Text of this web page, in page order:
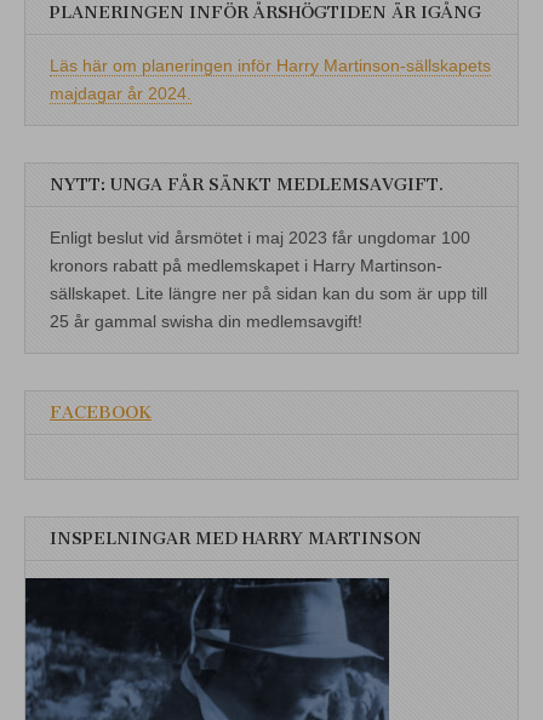
PLANERINGEN INFÖR ÅRSHÖGTIDEN ÄR IGÅNG
Läs här om planeringen inför Harry Martinson-sällskapets
majdagar år 2024.
NYTT: UNGA FÅR SÄNKT MEDLEMSAVGIFT.
Enligt beslut vid årsmötet i maj 2023 får ungdomar 100
kronors rabatt på medlemskapet i Harry Martinson-
sällskapet. Lite längre ner på sidan kan du som är upp till
25 år gammal swisha din medlemsavgift!
FACEBOOK
INSPELNINGAR MED HARRY MARTINSON